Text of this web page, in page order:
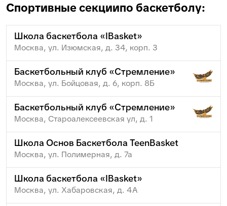
Спортивные секциипо баскетболу:
Школа баскетбола «IBasket»
Москва, ул. Изюмская, д. 34, корп. 3
Баскетбольный клуб «Стремление»
Москва, ул. Бойцовая, д. 6, корп. 8Б
Баскетбольный клуб «Стремление»
Москва, Староалексеевская ул, д. 1
Школа Основ Баскетбола TeenBasket
Москва, ул. Полимерная, д. 7а
Школа баскетбола «IBasket»
Москва, ул. Хабаровская, д. 4А